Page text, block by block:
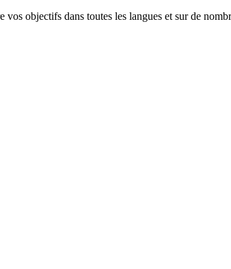
vos objectifs dans toutes les langues et sur de